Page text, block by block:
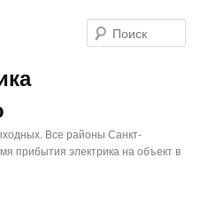
Все районы Санкт-
прибытия электрика на объект в